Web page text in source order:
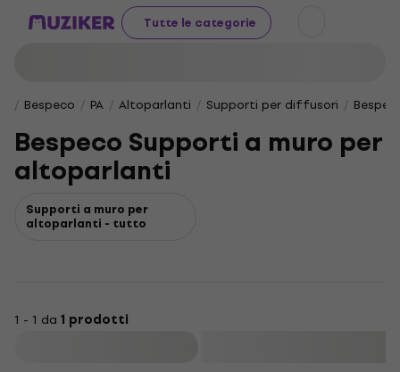
Tutte le categorie
Bespeco PA Altoparlanti Supporti per diffusori
Bespeco Supporti a muro per
altoparlanti
Supporti a muro per
altoparlanti - tutto
1 - 1 da 1 prodotti